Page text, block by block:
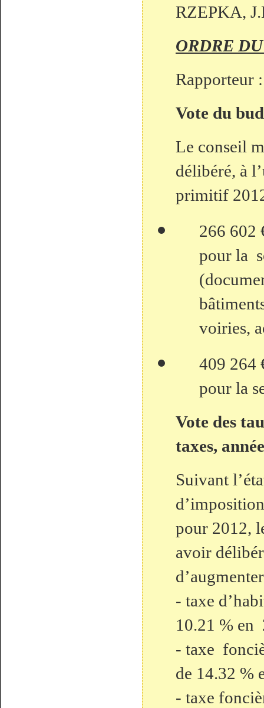
RZEPKA,
ORDRE
Rapporteur
Vote du
Le conseil
délibéré, à
primitif
266 602
pour la
voiries,
409 264
pour la
Vote des
taxes,
Suivant
pour 2012,
avoir
- taxe
10.21 % en
- taxe
de 14.32 %
- taxe